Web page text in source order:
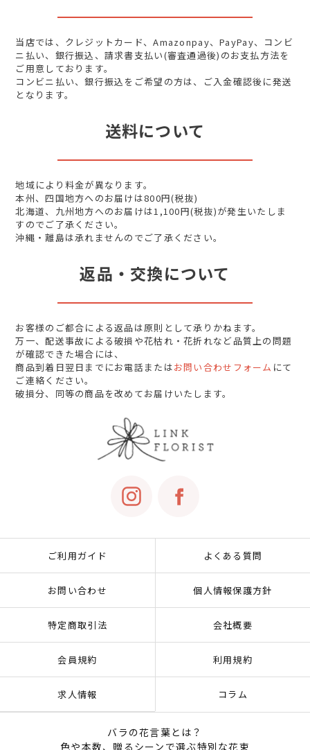
当店では、クレジットカード、Amazonpay、PayPay、コンビ
ニ払い、銀行振込、請求書支払い(審査通過後)のお支払方法を
ご用意しております。
コンビニ払い、銀行振込をご希望の方は、ご入金確認後に発送
となります。
送料について
地域により料金が異なります。
本州、四国地方へのお届けは800円(税抜)
北海道、九州地方へのお届けは1,100円(税抜)が発生いたしま
すのでご了承ください。
沖縄・離島は承れませんのでご了承ください。
返品・交換について
お客様のご都合による返品は原則として承りかねます。
万一、配送事故による破損や花枯れ・花折れなど品質上の問題
が確認できた場合には、
商品到着日翌日までにお電話またはお問い合わせフォーム にて
ご連絡ください。
破損分、同等の商品を改めてお届けいたします。
ご利用ガイド よくある質問
お問い合わせ 個人情報保護方針
特定商取引法 会社概要
会員規約 利用規約
求人情報 コラム
バラの花言葉とは？
色や本数、贈るシーンで選ぶ特別な花束